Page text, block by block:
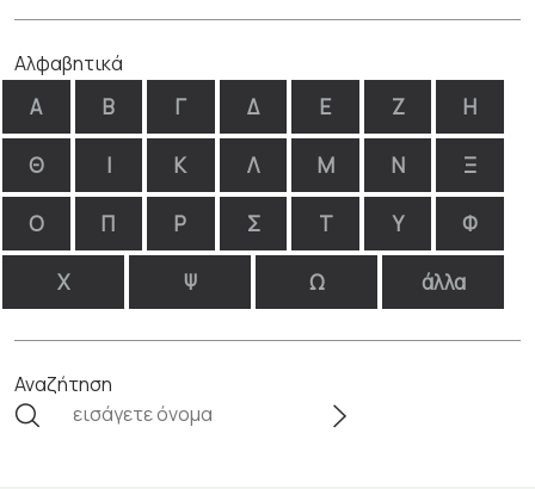
Αλφαβητικά
Α Β Γ Δ Ε Ζ Η
Θ Ι Κ Λ Μ Ν Ξ
Ο Π Ρ Σ Τ Υ Φ
Χ Ψ Ω άλλα
Αναζήτηση